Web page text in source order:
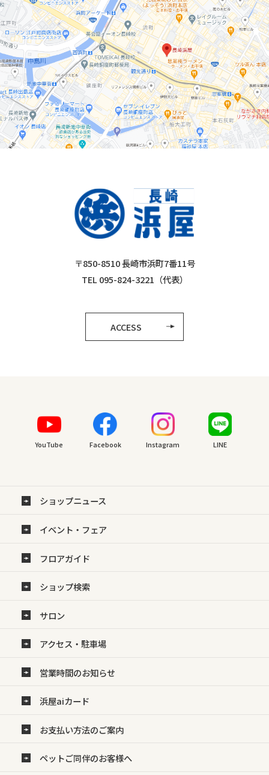
〒850-8510 長崎市浜町7番11号
TEL 095-824-3221（代表）
ACCESS
YouTube Facebook Instagram LINE
ショップニュース
イベント・フェア
フロアガイド
ショップ検索
サロン
アクセス・駐車場
営業時間のお知らせ
浜屋aiカード
お支払い方法のご案内
ペットご同伴のお客様へ